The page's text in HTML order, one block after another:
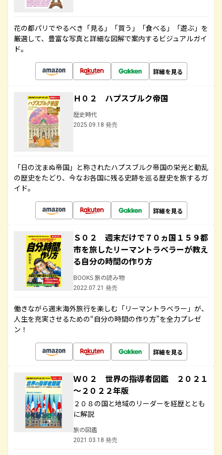
花の都パリでやるべき「見る」「買う」「食べる」「遊ぶ」を
厳選して、豊富な写真と詳細な図解で案内するビジュアルガイ
ド。
詳細を見る
Ｈ０２ ハプスブルク帝国
歴史時代
2025.09.18 発売
「日の沈まぬ帝国」と称されたハプスブルク帝国の栄光と動乱
の歴史をたどり、今なお各国に残る史跡を巡る歴史を旅するガ
イド。
詳細を見る
Ｓ０２ 週末だけで７０ヵ国１５９都
市を旅したリーマントラベラーが教え
る自分の時間の作り方
BOOKS 旅の読み物
2022.07.21 発売
働きながら週末海外旅行を楽しむ「リーマントラベラー」が、
人生を充実させるための“自分の時間の作り方”を全力プレゼ
ン！
詳細を見る
Ｗ０２ 世界の指導者図鑑 ２０２１
～２０２２年版
２０８の国と地域のリーダーを経歴ととも
に解説
旅の図鑑
2021.03.18 発売